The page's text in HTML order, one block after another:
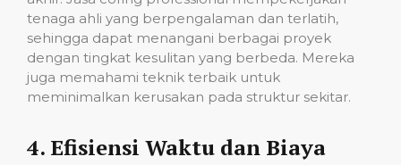
tenaga ahli yang berpengalaman dan terlatih,
sehingga dapat menangani berbagai proyek
dengan tingkat kesulitan yang berbeda. Mereka
juga memahami teknik terbaik untuk
meminimalkan kerusakan pada struktur sekitar.
4. Efisiensi Waktu dan Biaya